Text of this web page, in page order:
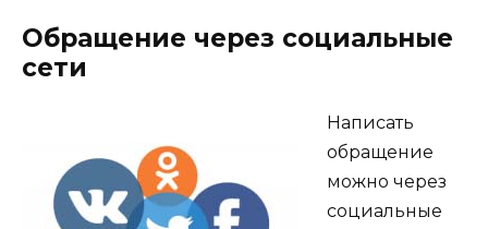
Обращение через социальные
сети
Написать
обращение
можно через
социальные